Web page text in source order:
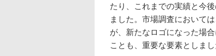
たり、これまでの実績と今
ました。市場調査において
が、新たなロゴになった場
ことも、重要な要素としまし